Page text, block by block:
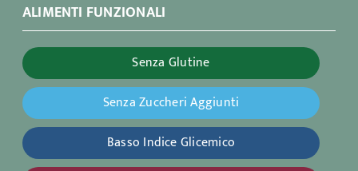
ALIMENTI FUNZIONALI
Senza Glutine
Senza Zuccheri Aggiunti
Basso Indice Glicemico